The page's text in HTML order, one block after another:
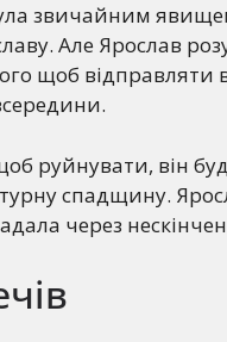
звичайним
Але Ярослав
щоб відправляти
руйнувати, він
спадщину.
через